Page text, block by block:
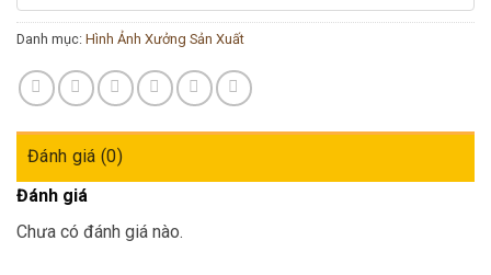
Danh mục: Hình Ảnh Xưởng Sản Xuất
Đánh giá (0)
Đánh giá
Chưa có đánh giá nào.